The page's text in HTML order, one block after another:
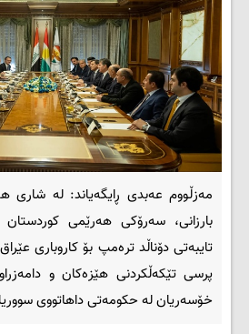
مەزڵووم عەبدی ڕایگەیاند: لە شاری
بارزانی، سەرۆکی هەرێمی
تایبەتی دۆناڵد ترەمپ بۆ کاروباری
پرسی تێکەڵکردنی هێزەکان و
خۆسەریان لە حکومەتی داهاتووی